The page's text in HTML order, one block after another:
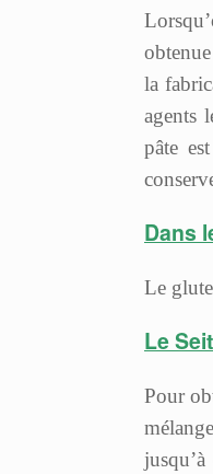
la
agents
pâte
Dans
Le
Le
Pour